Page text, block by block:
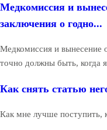
Медкомиссия и
заключения о годно...
Медкомиссия и вынесение
точно должны быть, когда
Как снять статью
Как мне лучше поступить,